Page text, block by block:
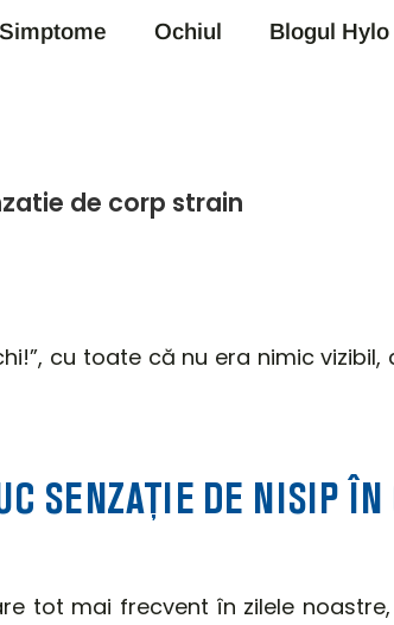
Simptome Ochiul Blogul Hylo
cu toate că nu era nimic
SENZAȚIE DE NISIP ÎN
tot mai frecvent în zilele